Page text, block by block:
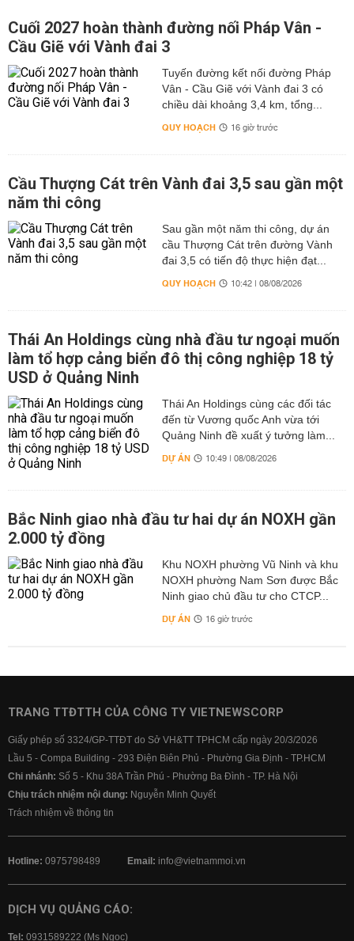
Cuối 2027 hoàn thành đường nối Pháp Vân -
Cầu Giẽ với Vành đai 3
Tuyến đường kết nối đường Pháp
Vân - Cầu Giẽ với Vành đai 3 có
chiều dài khoảng 3,4 km, tổng...
QUY HOẠCH 16 giờ trước
Cầu Thượng Cát trên Vành đai 3,5 sau gần một
năm thi công
Sau gần một năm thi công, dự án
cầu Thượng Cát trên đường Vành
đai 3,5 có tiến độ thực hiện đạt...
QUY HOẠCH 10:42 | 08/08/2026
Thái An Holdings cùng nhà đầu tư ngoại muốn
làm tổ hợp cảng biển đô thị công nghiệp 18 tỷ
USD ở Quảng Ninh
Thái An Holdings cùng các đối tác
đến từ Vương quốc Anh vừa tới
Quảng Ninh đề xuất ý tưởng làm...
DỰ ÁN 10:49 | 08/08/2026
Bắc Ninh giao nhà đầu tư hai dự án NOXH gần
2.000 tỷ đồng
Khu NOXH phường Vũ Ninh và khu
NOXH phường Nam Sơn được Bắc
Ninh giao chủ đầu tư cho CTCP...
DỰ ÁN 16 giờ trước
TRANG TTĐTTH CỦA CÔNG TY VIETNEWSCORP
Giấy phép số 3324/GP-TTĐT do Sở VH&TT TPHCM cấp ngày 20/3/2026
Lầu 5 - Compa Building - 293 Điện Biên Phủ - Phường Gia Định - TP.HCM
Chi nhánh: Số 5 - Khu 38A Trần Phú - Phường Ba Đình - TP. Hà Nội
Chịu trách nhiệm nội dung: Nguyễn Minh Quyết
Trách nhiệm về thông tin
Hotline: 0975798489 Email: info@vietnammoi.vn
DỊCH VỤ QUẢNG CÁO:
Tel: 0931589222 (Ms Ngọc)